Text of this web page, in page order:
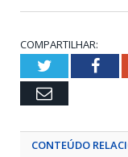
COMPARTILHAR:
Twitter
Email
CONTEÚDO